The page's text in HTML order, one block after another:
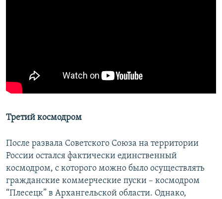
Третий космодром
После развала Советского Союза на территории
России остался фактически единственный
космодром, с которого можно было осуществлять
гражданские коммерческие пуски – космодром
“Плесецк” в Архангельской области. Однако,